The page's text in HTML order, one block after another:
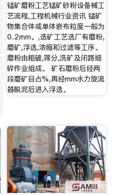
锰矿磨粉工艺锰矿砂粉设备械工
艺流程,工程机械行业资讯 锰矿
物集合体或单体嵌布粒度一般为
0..2mm。,选矿工艺选厂有磨粉,
磨矿,浮选,浓缩和过滤等工序。
磨粉由粗破,筛分,洗矿及闭路细
碎作业组成。 矿石磨粉后经两
段磨矿目占%,再经mm水力旋流
器脱泥后进入浮选。